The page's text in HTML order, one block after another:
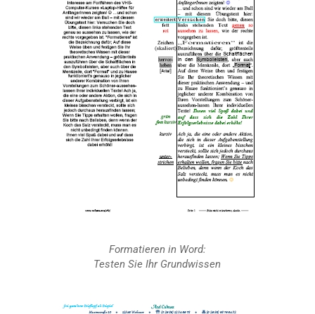
Formatieren in Word:
Testen Sie Ihr Grundwissen